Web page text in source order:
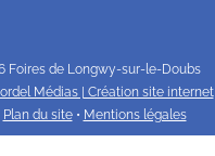
Foires de Longwy-sur-le-Doubs
Médias | Création site internet
Plan du site• Mentions légales